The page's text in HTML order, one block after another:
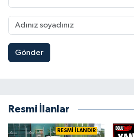
Gönder
Resmi İlanlar
RESMİ İLANDIR